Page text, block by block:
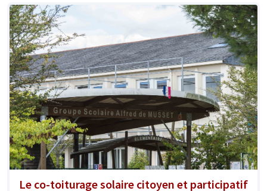
Le co-toiturage solaire citoyen et participatif